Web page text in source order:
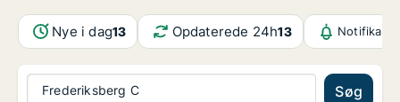
Nye i dag13 Opdaterede 24h13
Frederiksberg C Søg